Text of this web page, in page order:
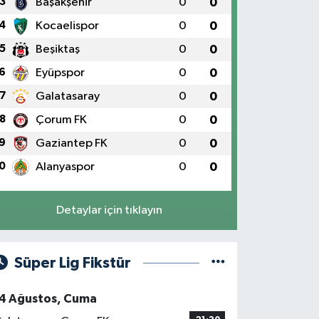
Başakşehir 0 0
Kocaelispor 0 0
5 Beşiktaş 0 0
Eyüpspor 0 0
7 Galatasaray 0 0
8 Çorum FK 0 0
Gaziantep FK 0 0
Alanyaspor 0 0
Detaylar için tıklayın
Süper Lig Fikstür
Ağustos, Cuma